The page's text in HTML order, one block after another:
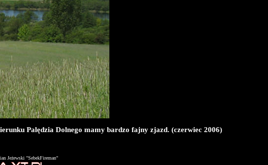
Palędzia Dolnego mamy bardzo fajny zjazd. (czerwiec 2006)
Jeżewski "SebekFireman"